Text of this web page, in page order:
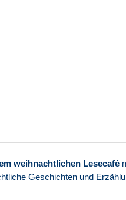
weihnachtlichen Lesecafé
Geschichten und